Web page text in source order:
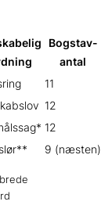
Bogstav-
antal
11
12
12
9 (næsten)